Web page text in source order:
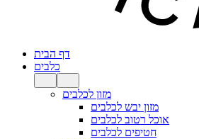
דף הבית
כלבים
מזון לכלבים
מזון יבש לכלבים
אוכל רטוב לכלבים
חטיפים לכלבים